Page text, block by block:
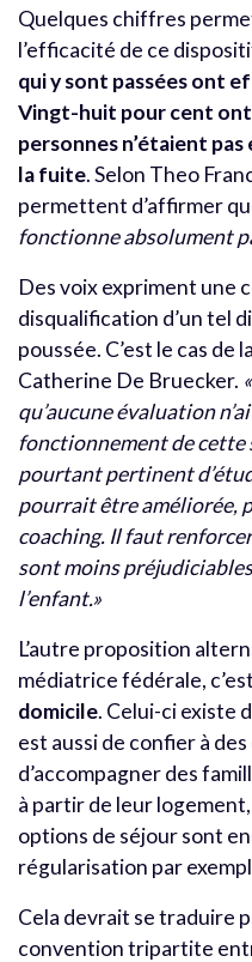
Quelques chiffres
l’efficacité de ce
qui y sont passées ont
Vingt-huit pour cent
personnes n’étaient
la fuite. Selon Theo
permettent d’affirmer
fonctionne absolument
Des voix expriment une
disqualification d’un tel
poussée. C’est le cas
Catherine De Bruecker.
qu’aucune évaluation
fonctionnement de
pourtant pertinent
pourrait être améliorée,
coaching. Il faut
sont moins
l’enfant.»
L’autre proposition
médiatrice fédérale, c’est
domicile. Celui-ci existe
est aussi de confier à
d’accompagner des
à partir de leur
options de séjour sont
régularisation par
Cela devrait se traduire
convention tripartite